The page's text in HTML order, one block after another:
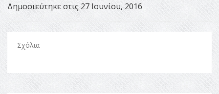
Δημοσιεύτηκε στις 27 Ιουνίου, 2016
Σχόλια